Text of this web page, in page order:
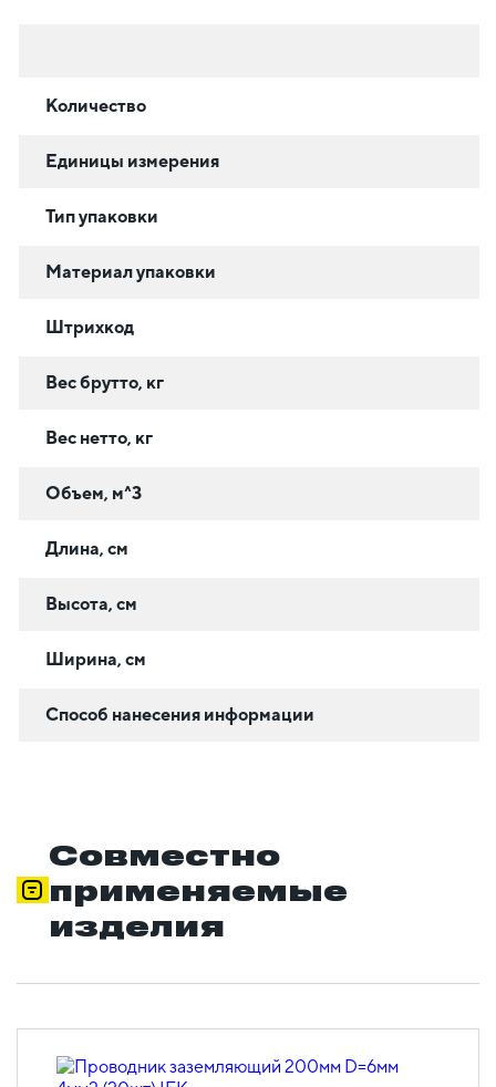
Количество
Единицы измерения
Тип упаковки
Материал упаковки
Штрихкод
Вес брутто, кг
Вес нетто, кг
Объем, м^3
Длина, см
Высота, см
Ширина, см
Способ нанесения информации
Совместно
применяемые
изделия